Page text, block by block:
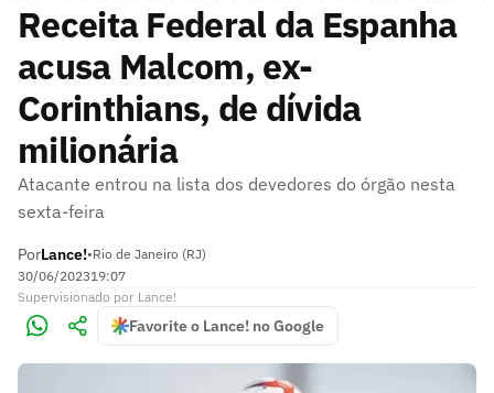
Receita Federal da Espanha
acusa Malcom, ex-
Corinthians, de dívida
milionária
Atacante entrou na lista dos devedores do órgão nesta
sexta-feira
PorLance!•Rio de Janeiro (RJ)
30/06/202319:07
Supervisionado por Lance!
Favorite o Lance! no Google